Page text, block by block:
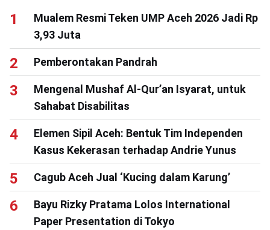
Mualem Resmi Teken UMP Aceh 2026 Jadi Rp
3,93 Juta
Pemberontakan Pandrah
Mengenal Mushaf Al-Qur’an Isyarat, untuk
Sahabat Disabilitas
Elemen Sipil Aceh: Bentuk Tim Independen
Kasus Kekerasan terhadap Andrie Yunus
Cagub Aceh Jual ‘Kucing dalam Karung’
Bayu Rizky Pratama Lolos International
Paper Presentation di Tokyo